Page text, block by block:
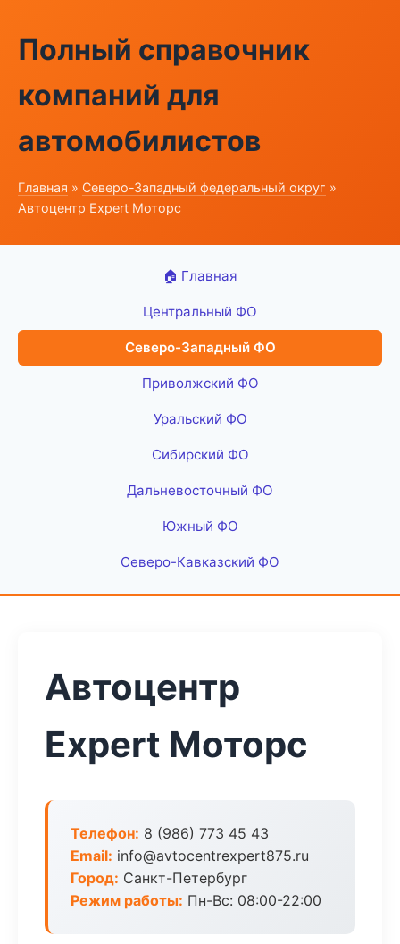
Полный справочник
компаний для
автомобилистов
Главная » Северо-Западный федеральный округ »
Автоцентр Expert Моторс
🏠 Главная
Центральный ФО
Северо-Западный ФО
Приволжский ФО
Уральский ФО
Сибирский ФО
Дальневосточный ФО
Южный ФО
Северо-Кавказский ФО
Автоцентр
Expert Моторс
Телефон: 8 (986) 773 45 43
Email: info@avtocentrexpert875.ru
Город: Санкт-Петербург
Режим работы: Пн-Вс: 08:00-22:00